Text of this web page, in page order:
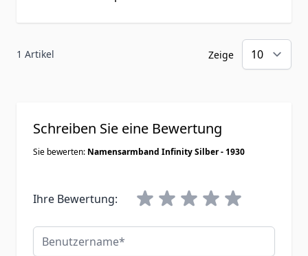
1 Artikel Zeige
Schreiben Sie eine Bewertung
Sie bewerten: Namensarmband Infinity Silber - 1930
Ihre Bewertung:
Benutzername